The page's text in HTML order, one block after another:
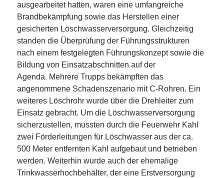
ausgearbeitet hatten, waren eine umfangreiche
Brandbekämpfung sowie das Herstellen einer
gesicherten Löschwasserversorgung. Gleichzeitig
standen die Überprüfung der Führungsstrukturen
nach einem festgelegten Führungskonzept sowie die
Bildung von Einsatzabschnitten auf der
Agenda. Mehrere Trupps bekämpften das
angenommene Schadenszenario mit C-Rohren. Ein
weiteres Löschrohr wurde über die Drehleiter zum
Einsatz gebracht. Um die Löschwasserversorgung
sicherzustellen, mussten durch die Feuerwehr Kahl
zwei Förderleitungen für Löschwasser aus der ca.
500 Meter entfernten Kahl aufgebaut und betrieben
werden. Weiterhin wurde auch der ehemalige
Trinkwasserhochbehälter, der eine Erstversorgung